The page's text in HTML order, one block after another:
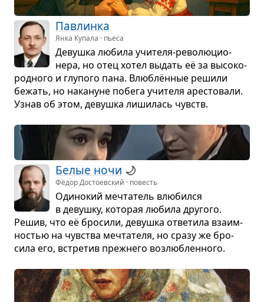
Пав­линка
Янка Купала · пьеса
Девушка любила учи­теля-рево­лю­ци­о­
нера, но отец хотел выдать её за высо­ко­
род­ного и глу­пого пана. Влю­блён­ные решили
бежать, но нака­нуне побега учи­теля аре­сто­вали.
Узнав об этом, девушка лиши­лась чувств.
Белые ночи 🌙
Фёдор Достоевский · повесть
Оди­но­кий меч­та­тель влю­бился
в девушку, кото­рая любила дру­гого.
Решив, что её бро­сили, девушка отве­тила вза­им­
но­стью на чув­ства меч­та­теля, но сразу же бро­
сила его, встре­тив преж­него воз­люб­лен­ного.